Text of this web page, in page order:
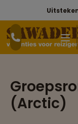
(Arctic)